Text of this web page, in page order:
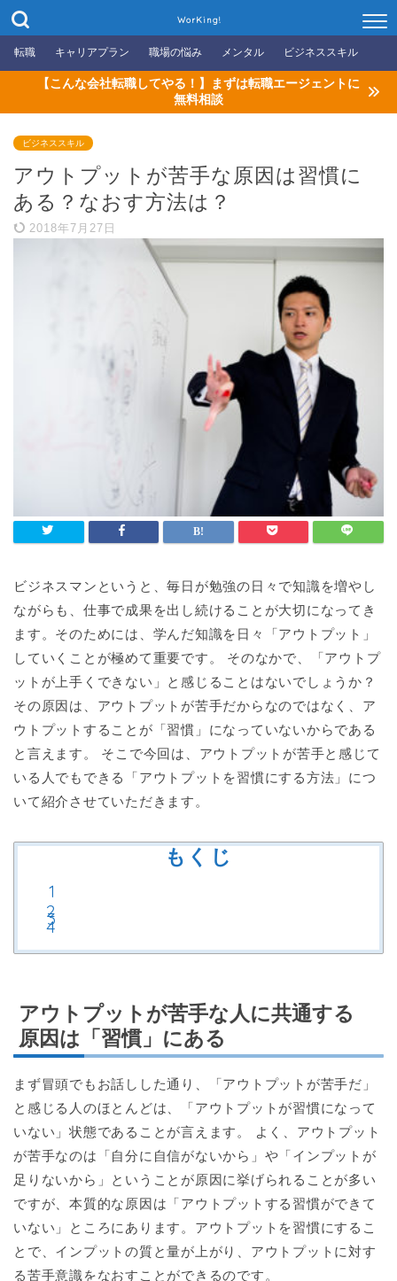
WorKing!
転職 キャリアプラン 職場の悩み メンタル ビジネススキル
【こんな会社転職してやる！】まずは転職エージェントに
無料相談
ビジネススキル
アウトプットが苦手な原因は習慣に
ある？なおす方法は？
2018年7月27日
ビジネスマンというと、毎日が勉強の日々で知識を増やし
ながらも、仕事で成果を出し続けることが大切になってき
ます。そのためには、学んだ知識を日々「アウトプット」
していくことが極めて重要です。 そのなかで、「アウトプ
ットが上手くできない」と感じることはないでしょうか？
その原因は、アウトプットが苦手だからなのではなく、ア
ウトプットすることが「習慣」になっていないからである
と言えます。 そこで今回は、アウトプットが苦手と感じて
いる人でもできる「アウトプットを習慣にする方法」につ
いて紹介させていただきます。
もくじ
アウトプットが苦手な人に共通する
原因は「習慣」にある
まず冒頭でもお話しした通り、「アウトプットが苦手だ」
と感じる人のほとんどは、「アウトプットが習慣になって
いない」状態であることが言えます。 よく、アウトプット
が苦手なのは「自分に自信がないから」や「インプットが
足りないから」ということが原因に挙げられることが多い
ですが、本質的な原因は「アウトプットする習慣ができて
いない」ところにあります。アウトプットを習慣にするこ
とで、インプットの質と量が上がり、アウトプットに対す
る苦手意識をなおすことができるのです。